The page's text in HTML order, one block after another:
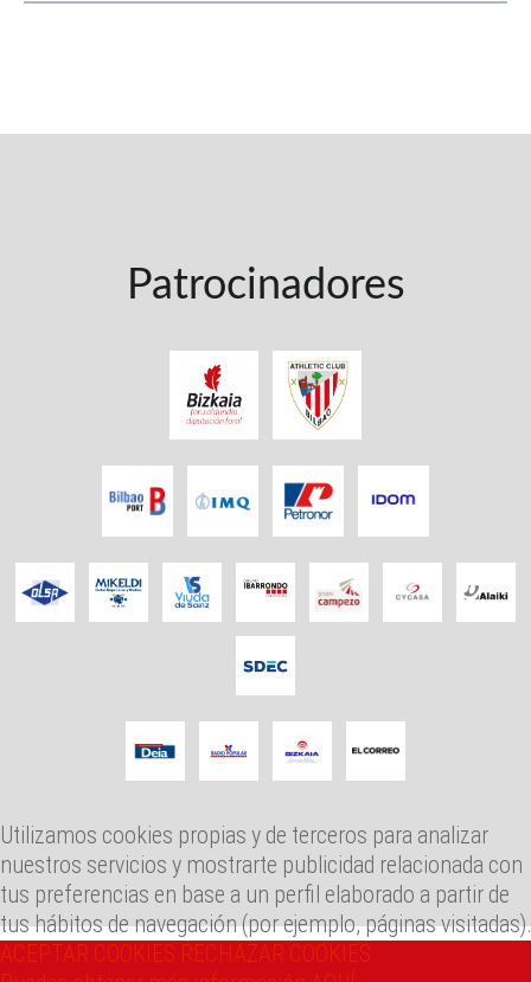
Patrocinadores
Utilizamos cookies propias y de terceros para analizar
nuestros servicios y mostrarte publicidad relacionada con
tus preferencias en base a un perfil elaborado a partir de
tus hábitos de navegación (por ejemplo, páginas visitadas).
ACEPTAR COOKIES RECHAZAR COOKIES